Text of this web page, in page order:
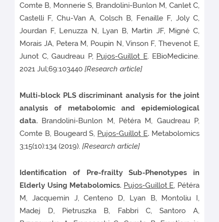
Comte B, Monnerie S, Brandolini-Bunlon M, Canlet C,
Castelli F, Chu-Van A, Colsch B, Fenaille F, Joly C,
Jourdan F, Lenuzza N, Lyan B, Martin JF, Migné C,
Morais JA, Petera M, Poupin N, Vinson F, Thevenot E,
Junot C, Gaudreau P, Pujos-Guillot E. EBioMedicine.
2021 Jul;69:103440 [Research article]
Multi-block PLS discriminant analysis for the joint
analysis of metabolomic and epidemiological
data. Brandolini-Bunlon M, Pétéra M, Gaudreau P,
Comte B, Bougeard S, Pujos-Guillot E. Metabolomics
3;15(10):134 (2019). [Research article]
Identification of Pre-frailty Sub-Phenotypes in
Elderly Using Metabolomics. Pujos-Guillot E, Pétéra
M, Jacquemin J, Centeno D, Lyan B, Montoliu I,
Madej D, Pietruszka B, Fabbri C, Santoro A,